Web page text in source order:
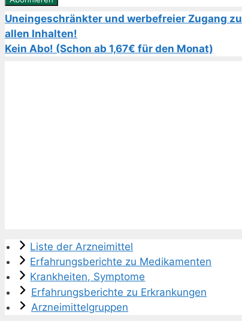
Uneingeschränkter und werbefreier Zugang zu
allen Inhalten!
Kein Abo! (Schon ab 1,67€ für den Monat)
Liste der Arzneimittel
Erfahrungsberichte zu Medikamenten
Krankheiten, Symptome
Erfahrungsberichte zu Erkrankungen
Arzneimittelgruppen